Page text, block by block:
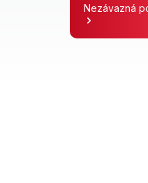
Nezávazná